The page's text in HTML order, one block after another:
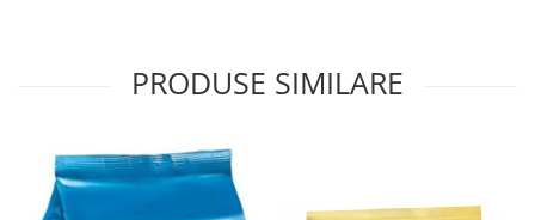
PRODUSE SIMILARE